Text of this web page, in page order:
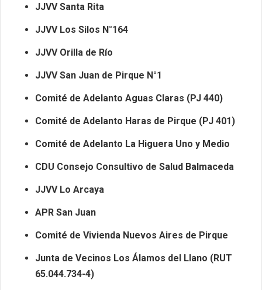
JJVV Santa Rita
JJVV Los Silos N°164
JJVV Orilla de Río
JJVV San Juan de Pirque N°1
Comité de Adelanto Aguas Claras (PJ 440)
Comité de Adelanto Haras de Pirque (PJ 401)
Comité de Adelanto La Higuera Uno y Medio
CDU Consejo Consultivo de Salud Balmaceda
JJVV Lo Arcaya
APR San Juan
Comité de Vivienda Nuevos Aires de Pirque
Junta de Vecinos Los Álamos del Llano (RUT
65.044.734-4)